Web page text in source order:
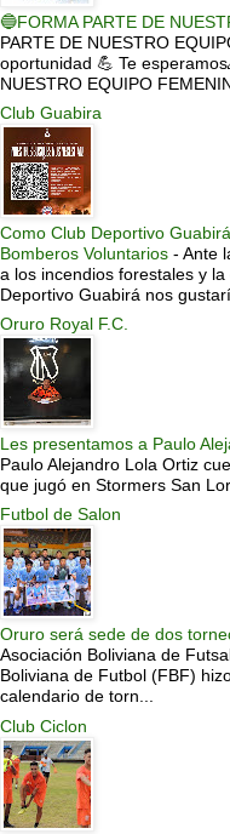
🔵FORMA PARTE DE
PARTE DE NUESTRO
oportunidad 💪 Te
NUESTRO EQUIPO
Club Guabira
Como Club Deportivo
Bomberos Voluntarios - Ante
a los incendios forestales y
Deportivo Guabirá nos
Oruro Royal F.C.
Les presentamos a Paulo
Paulo Alejandro Lola Ortiz
que jugó en Stormers San
Futbol de Salon
Oruro será sede de dos
Asociación Boliviana de
Boliviana de Futbol (FBF)
calendario de torn...
Club Ciclon